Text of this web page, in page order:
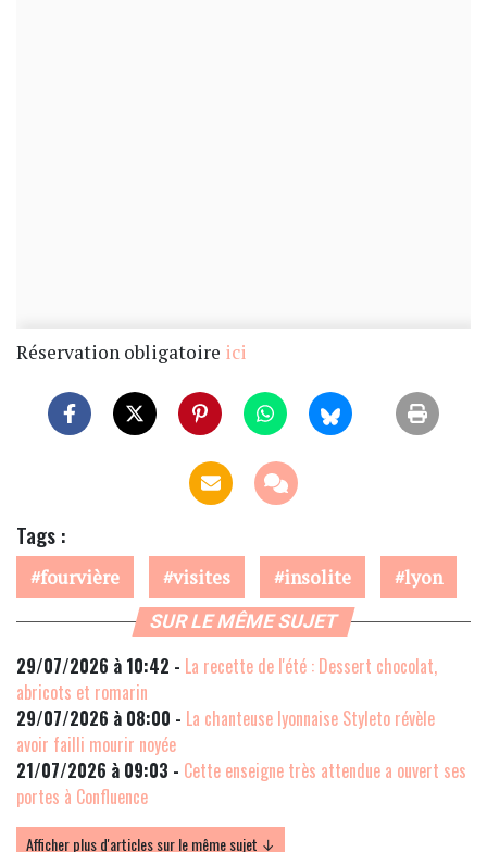
Réservation obligatoire ici
Tags :
fourvière visites insolite lyon
SUR LE MÊME SUJET
29/07/2026 à 10:42 - La recette de l'été : Dessert chocolat,
abricots et romarin
29/07/2026 à 08:00 - La chanteuse lyonnaise Styleto révèle
avoir failli mourir noyée
21/07/2026 à 09:03 - Cette enseigne très attendue a ouvert ses
portes à Confluence
Afficher plus d'articles sur le même sujet ↓